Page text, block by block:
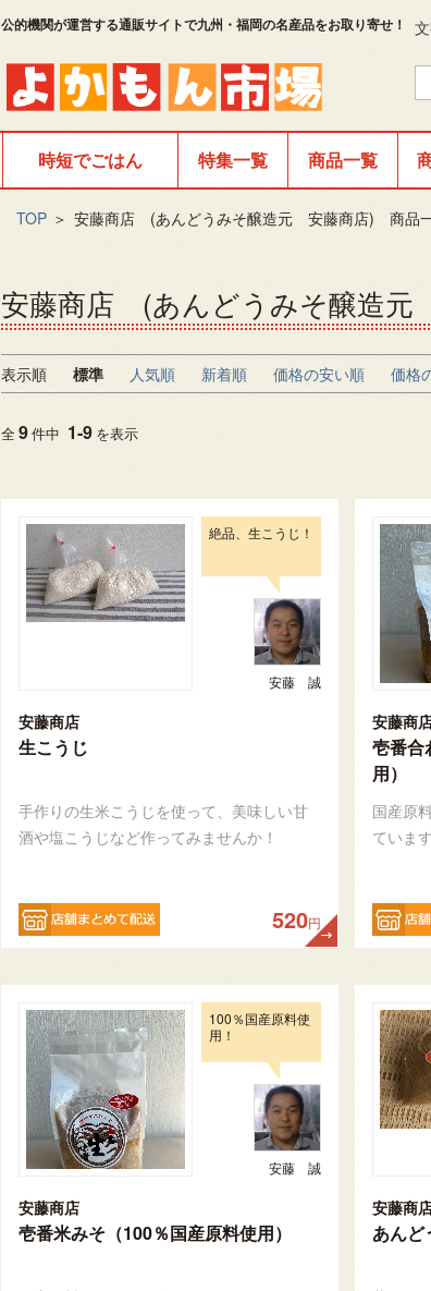
公的機関が運営する通販サイトで九州・福岡の名産品をお取り寄せ！
時短でごはん 特集一覧 商品一覧
TOP ＞ 安藤商店 (あんどうみそ醸造元 安藤商店) 商品
安藤商店 (あんどうみそ醸造元
表示順 標準 人気順 新着順 価格の安い順 価格
全9件中 1-9 を表示
絶品、生こうじ！
安藤 誠
安藤商店
生こうじ
手作りの生米こうじを使って、美味しい甘
酒や塩こうじなど作ってみませんか！
520円
安藤商
壱番合
用）
国産原
ていま
100％国産原料使
用！
安藤 誠
安藤商店
壱番米みそ（100％国産原料使用）
安藤商
あんど